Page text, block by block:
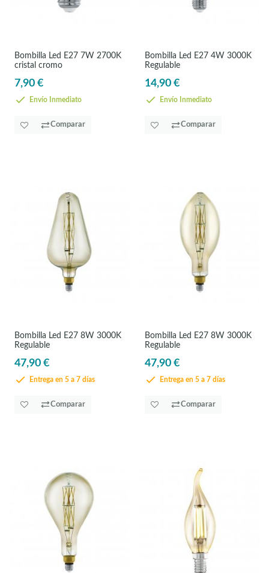
Bombilla Led E27 7W 2700K
cristal cromo
7,90 €
Envío Inmediato
Comparar
Bombilla Led E27 4W 3000K
Regulable
14,90 €
Envío Inmediato
Comparar
Bombilla Led E27 8W 3000K
Regulable
47,90 €
Entrega en 5 a 7 días
Comparar
Bombilla Led E27 8W 3000K
Regulable
47,90 €
Entrega en 5 a 7 días
Comparar